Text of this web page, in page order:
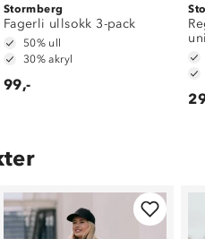
Stormberg
Fagerli ullsokk 3-pack
50% ull
30% akryl
99,-